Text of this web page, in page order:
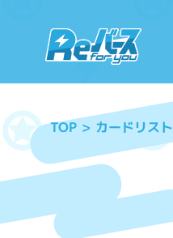
TOP カードリスト